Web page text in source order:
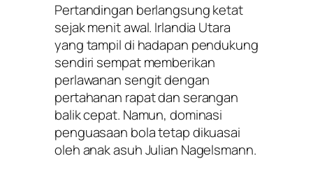
Pertandingan berlangsung ketat
sejak menit awal. Irlandia Utara
yang tampil di hadapan pendukung
sendiri sempat memberikan
perlawanan sengit dengan
pertahanan rapat dan serangan
balik cepat. Namun, dominasi
penguasaan bola tetap dikuasai
oleh anak asuh Julian Nagelsmann.